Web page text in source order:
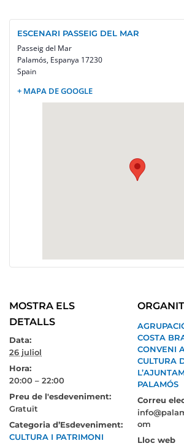
MOSTRA ELS
DETALLS
Data:
26 juliol
Hora:
20:00 – 22:00
Preu de l'esdeveniment:
Gratuït
Categoria d’Esdeveniment:
CULTURA I PATRIMONI
COSTA
CONVENI
CULTURA
PALAMÓS
Correu
om
Lloc web
ESCENARI PASSEIG DEL MAR
Passeig del Mar
Palamós, Espanya 17230
Spain
+ MAPA DE GOOGLE